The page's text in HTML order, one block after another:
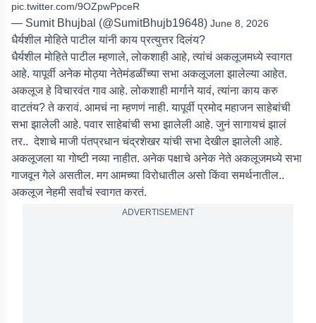
pic.twitter.com/9OZpwPpceR
— Sumit Bhujbal (@SumitBhujb19648) June 8, 2026
धैर्यशील मोहिते पाटील यांनी काय प्रत्युत्तर दिलंय?
धैर्यशील मोहिते पाटील म्हणाले, लोकशाही आहे, त्यांचं अकलूजमध्ये स्वागत
आहे. यापूर्वी अनेक मोठ्या नेतेमंडळींच्या सभा अकलूजला झालेल्या आहेत.
अकलूज हे विचारवंत गाव आहे. लोकशाही मार्गाने यावं, त्यांना काय करु
वाटतंय? ते करावं. आमचं ना म्हणणं नाही. यापूर्वी प्रमोद महाजन साहेबांची
सभा झालेली आहे. पवार साहेबांची सभा झालेली आहे. जुनं सागायचं झालं
तर.. देशाचे माजी पंतप्रधान चंद्रशेखर यांची सभा देखील झालेली आहे.
अकलूजला या गोष्टी नव्या नाहीत. अनेक पक्षाचे अनेक नेते अकलूजमध्ये सभा
गाजवून गेले असतील. मग आमच्या विरोधातील असो किंवा समर्थनातील..
अकलूज नेहमी सर्वांचं स्वागत करतं.
ADVERTISEMENT